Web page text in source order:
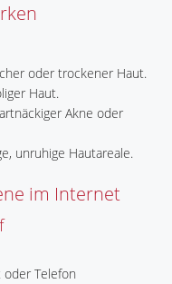
oder trockener Haut.
Haut.
Akne oder
unruhige Hautareale.
im Internet
oder Telefon